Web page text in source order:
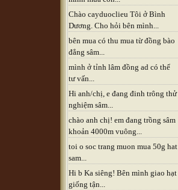
Chào cayduoclieu Tôi ở Bình
Dương. Cho hỏi bên mình...
bên mua có thu mua từ đồng bào
đẳng sâm...
mình ở tỉnh lâm đồng ad có thể
tư vấn...
Hi anh/chị, e đang đinh trông thử
nghiệm sâm...
chào anh chị! em đang trồng sâm
khoản 4000m vuông...
toi o soc trang muon mua 50g hat
sam...
Hi b Ka siêng! Bên mình giao hạt
giống tận...